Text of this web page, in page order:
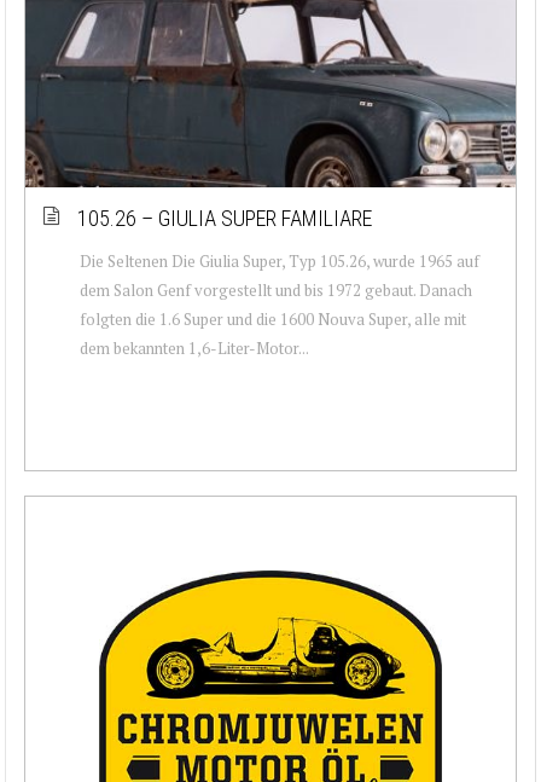
105.26 – GIULIA SUPER FAMILIARE
Die Seltenen Die Giulia Super, Typ 105.26, wurde 1965 auf
dem Salon Genf vorgestellt und bis 1972 gebaut. Danach
folgten die 1.6 Super und die 1600 Nouva Super, alle mit
dem bekannten 1,6-Liter-Motor...